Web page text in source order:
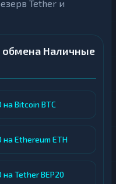
Tether и
Наличные
Bitcoin BTC
Ethereum ETH
Tether BEP20